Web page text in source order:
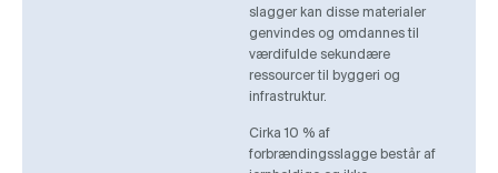
slagger kan disse materialer
genvindes og omdannes til
værdifulde sekundære
ressourcer til byggeri og
infrastruktur.
Cirka 10 % af
forbrændingsslagge består af